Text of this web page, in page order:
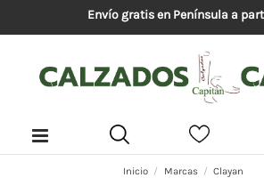
Envío gratis en Península a
Inicio Marcas Clayan